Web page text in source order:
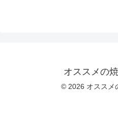
オススメの
© 2026 オススメ